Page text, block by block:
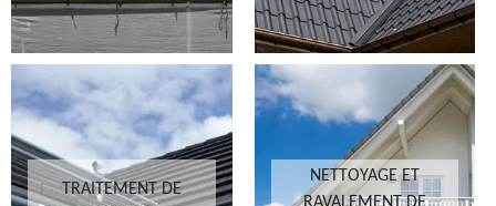
TRAITEMENT DE
NETTOYAGE ET